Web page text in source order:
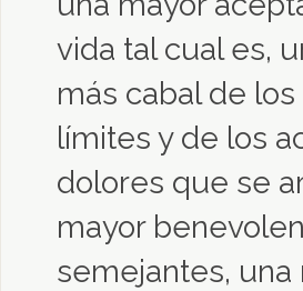
vida tal cual es,
más cabal de
límites y de los
dolores que se
mayor
semejantes, una